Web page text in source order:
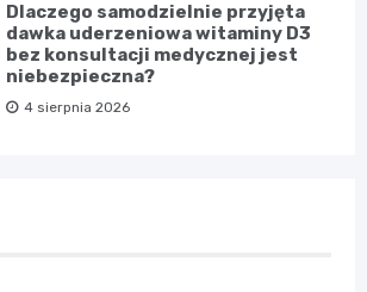
Dlaczego samodzielnie przyjęta
dawka uderzeniowa witaminy D3
bez konsultacji medycznej jest
niebezpieczna?
4 sierpnia 2026